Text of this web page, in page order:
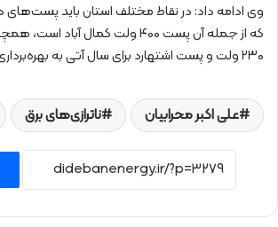
وی ادامه داد: در نقاط مختلف استان باید
که از جمله آن پست ۴۰۰ ولت کمال
۲۳۰ ولت و پست اشتهارد برای سال آتی به بهره‌برداری خواهد رسید.
علی اکبر محرابیان ناترازی‌های برق